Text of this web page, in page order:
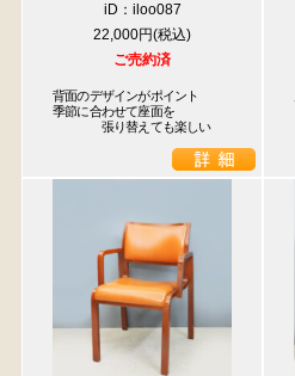
iD：iloo087
22,000円
ご売約済
背面のデザインがポイント
季節に合わせて座面を
張り替えても楽しい